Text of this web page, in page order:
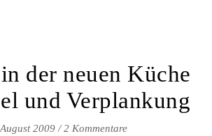
der neuen Küche
und Verplankung
2009 / 2 Kommentare